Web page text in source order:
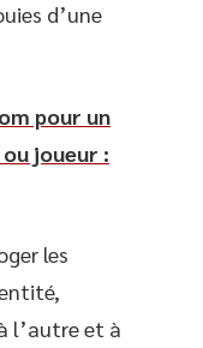
d’une
pour un
joueur :
les
l’autre et à